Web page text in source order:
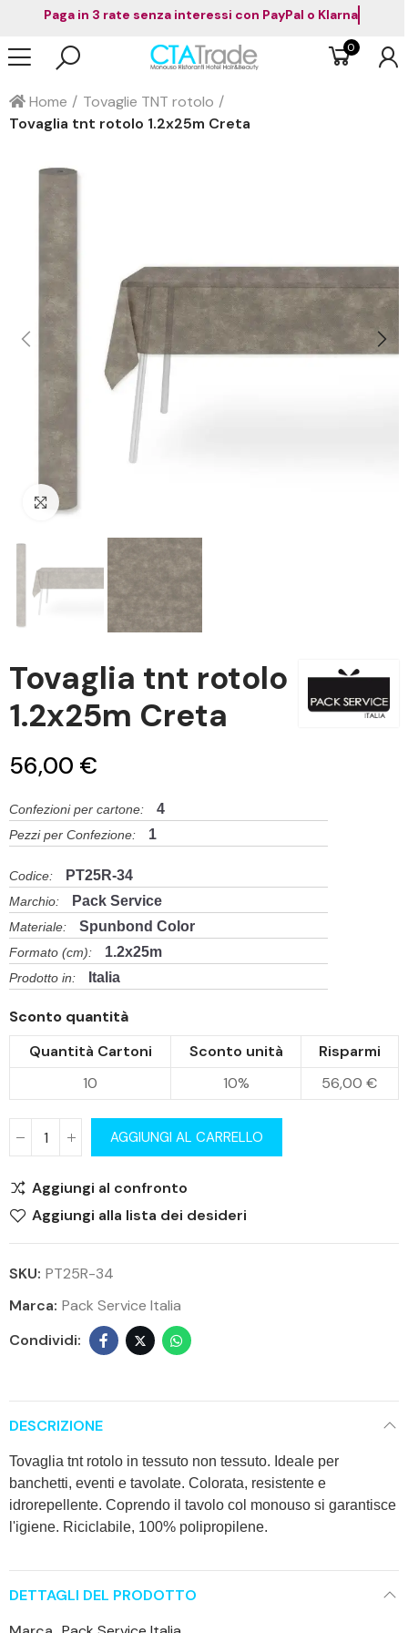
Paga in 3 rate senza interessi con PayPal o Klarna
0
Home
Tovaglie TNT rotolo
Tovaglia tnt rotolo 1.2x25m Creta
Clicca per ingrandire
Tovaglia tnt rotolo
1.2x25m Creta
56,00 €
Confezioni per cartone: 4
Pezzi per Confezione: 1
Codice: PT25R-34
Marchio: Pack Service
Materiale: Spunbond Color
Formato (cm): 1.2x25m
Prodotto in: Italia
Sconto quantità
Quantità Cartoni
Sconto unità
Risparmi
10
10% 56,00 €
AGGIUNGI AL CARRELLO
Aggiungi al confronto
Aggiungi alla lista dei desideri
SKU: PT25R-34
Marca: Pack Service Italia
DESCRIZIONE
Tovaglia tnt rotolo in tessuto non tessuto. Ideale per
banchetti, eventi e tavolate. Colorata, resistente e
idrorepellente. Coprendo il tavolo col monouso si garantisce
l'igiene. Riciclabile, 100% polipropilene.
DETTAGLI DEL PRODOTTO